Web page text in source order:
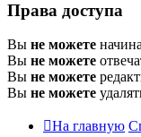
Права доступа
Вы не можете
Вы не можете
Вы не можете
Вы не можете
На главную